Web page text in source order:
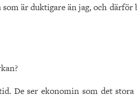
är duktigare än jag, och därför
De ser ekonomin som det stora